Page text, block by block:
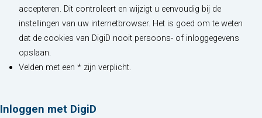
accepteren. Dit controleert en wijzigt u eenvoudig bij de
instellingen van uw internetbrowser. Het is goed om te weten
dat de cookies van DigiD nooit persoons- of inloggegevens
opslaan.
Velden met een * zijn verplicht.
Inloggen met DigiD